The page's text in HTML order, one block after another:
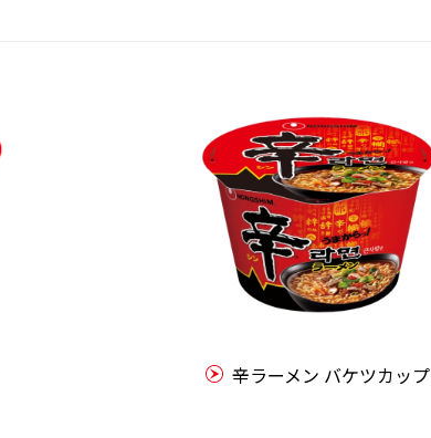
辛ラーメン バケツカップ